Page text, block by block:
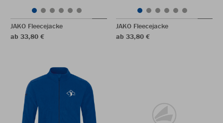
JAKO Fleecejacke
ab 33,80 €
JAKO Fleecejacke
ab 33,80 €